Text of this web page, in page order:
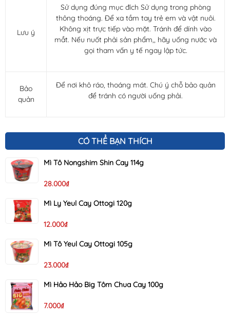
Lưu ý
Sử dụng đúng mục đích Sử dụng trong phòng
thông thoáng. Để xa tầm tay trẻ em và vật nuôi.
Không xịt trực tiếp vào mặt. Tránh để dính vào
mắt. Nếu nuốt phải sản phẩm,, hãy uống nước và
gọi tham vấn y tế ngay lập tức.
Bảo
quản
Để nơi khô ráo, thoáng mát. Chú ý chỗ bảo quản
để tránh có người uống phải.
CÓ THỂ BẠN THÍCH
Mì Tô Nongshim Shin Cay 114g
28.000₫
Mì Ly Yeul Cay Ottogi 120g
12.000₫
Mì Tô Yeul Cay Ottogi 105g
23.000₫
Mì Hảo Hảo Big Tôm Chua Cay 100g
7.000₫